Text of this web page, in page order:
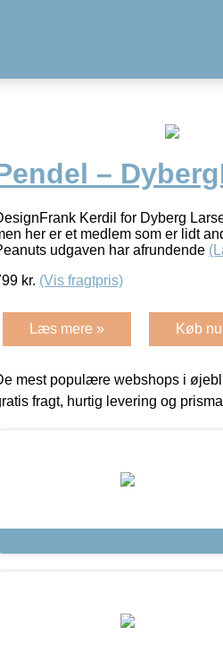
–
Kerdil for Dyberg
her er et medlem som er lidt
udgaven har afrundende
kr. (Vis fragtpris)
Læs mere » Køb
mest populære webshops i
fragt, hurtig levering og